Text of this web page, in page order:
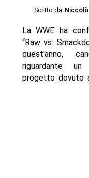
Scritto da
La WWE ha
“Raw vs.
quest'anno,
riguardante un
progetto dovuto